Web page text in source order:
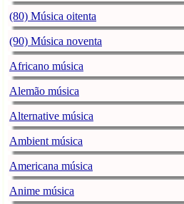
(80) Música oitenta
(90) Música noventa
Africano música
Alemão música
Alternative música
Ambient música
Americana música
Anime música